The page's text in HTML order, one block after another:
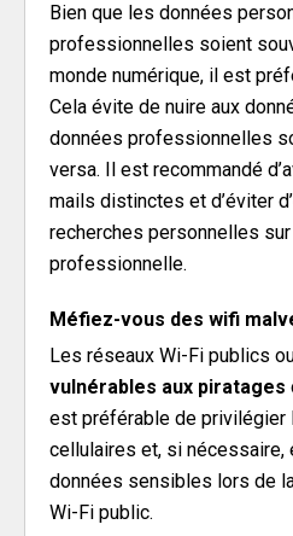
Bien que les données
professionnelles soient
monde numérique, il est
Cela évite de nuire aux
données professionnelles
versa. Il est recommandé
mails distinctes et d’éviter
recherches personnelles
professionnelle.
Méfiez-vous des wifi
Les réseaux Wi-Fi publics
vulnérables aux piratages
est préférable de privilégier
cellulaires et, si nécessaire,
données sensibles lors de
Wi-Fi public.